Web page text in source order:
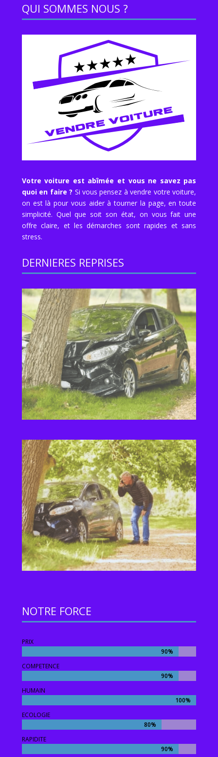
QUI SOMMES NOUS ?
Votre voiture est abîmée et vous ne savez pas
quoi en faire ? Si vous pensez à vendre votre voiture,
on est là pour vous aider à tourner la page, en toute
simplicité. Quel que soit son état, on vous fait une
offre claire, et les démarches sont rapides et sans
stress.
DERNIERES REPRISES
NOTRE FORCE
PRIX
90%
90%
COMPETENCE
90%
90%
HUMAIN
100%
100%
ECOLOGIE
80%
80%
RAPIDITE
90%
90%